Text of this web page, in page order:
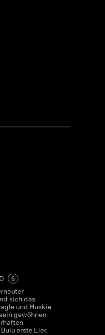
6
sich das
und Huskie
gewöhnen
erste Eier.